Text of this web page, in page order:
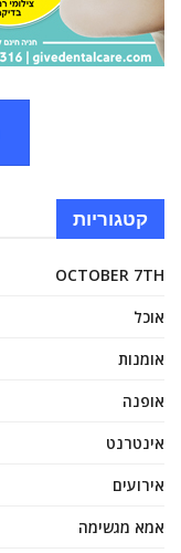
קטגוריות
OCTOBER 7TH
אוכל
אומנות
אופנה
אינטרנט
אירועים
אמא מגשימה